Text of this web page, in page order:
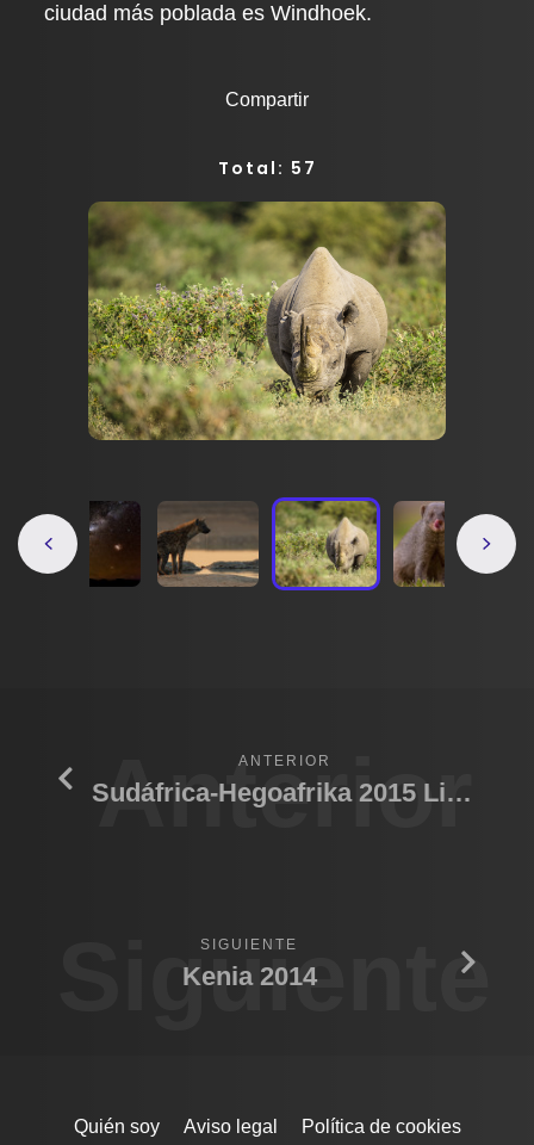
ciudad más poblada es Windhoek.
Compartir
Total: 57
Anterior
ANTERIOR
Sudáfrica-Hegoafrika 2015 Lions Sands
Siguiente
SIGUIENTE
Kenia 2014
Quién soy Aviso legal Política de cookies